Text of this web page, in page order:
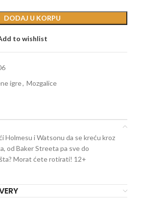
DODAJ U KORPU
to wishlist
igre, Mozgalice
Holmesu i Watsonu da se kreću kroz
od Baker Streeta pa sve do
Morat ćete rotirati! 12+